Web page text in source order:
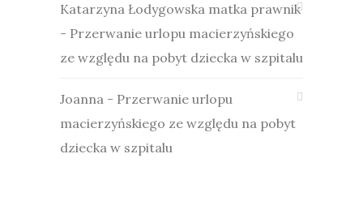
Katarzyna Łodygowska matka prawnik
- Przerwanie urlopu macierzyńskiego
ze względu na pobyt dziecka w szpitalu
Joanna - Przerwanie urlopu
macierzyńskiego ze względu na pobyt
dziecka w szpitalu